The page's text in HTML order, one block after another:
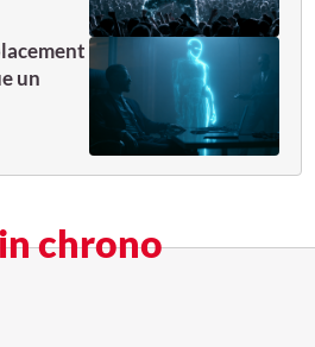
un
chrono